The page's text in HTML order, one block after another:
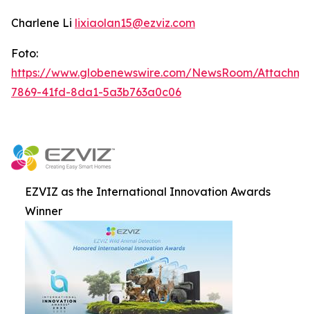
Charlene Li lixiaolan15@ezviz.com
Foto:
https://www.globenewswire.com/NewsRoom/
7869-41fd-8da1-5a3b763a0c06
EZVIZ as the International Innovation Awards
Winner